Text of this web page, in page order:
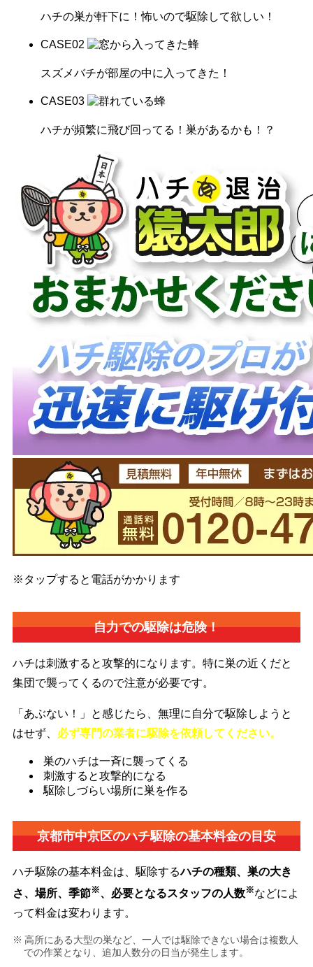
ハチの巣が軒下に！怖いので駆除して欲しい！
CASE02
スズメバチが部屋の中に入ってきた！
CASE03
ハチが頻繁に飛び回ってる！巣があるかも！？
※タップすると電話がかかります
自力での駆除は危険！
ハチは刺激すると攻撃的になります。特に巣の近くだと
集団で襲ってくるので注意が必要です。
「あぶない！」と感じたら、無理に自分で駆除しようと
はせず、 必ず専門の業者に駆除を依頼してください。
巣のハチは一斉に襲ってくる
刺激すると攻撃的になる
駆除しづらい場所に巣を作る
京都市中京区のハチ駆除の基本料金の目安
ハチ駆除の基本料金は、駆除するハチの種類、巣の大き
さ、場所、季節※、必要となるスタッフの人数※などによ
って料金は変わります。
高所にある大型の巣など、一人では駆除できない場合は複数人
での作業となり、追加人数分の日当が発生します。